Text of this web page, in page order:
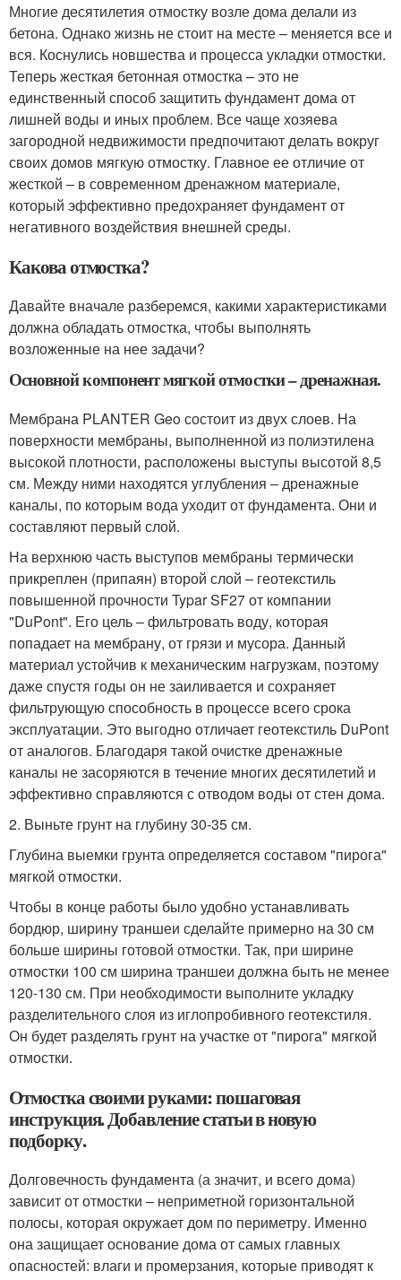
Многие десятилетия отмостку возле дома делали из
бетона. Однако жизнь не стоит на месте – меняется все и
вся. Коснулись новшества и процесса укладки отмостки.
Теперь жесткая бетонная отмостка – это не
единственный способ защитить фундамент дома от
лишней воды и иных проблем. Все чаще хозяева
загородной недвижимости предпочитают делать вокруг
своих домов мягкую отмостку. Главное ее отличие от
жесткой – в современном дренажном материале,
который эффективно предохраняет фундамент от
негативного воздействия внешней среды.
Какова отмостка?
Давайте вначале разберемся, какими характеристиками
должна обладать отмостка, чтобы выполнять
возложенные на нее задачи?
Основной компонент мягкой отмостки – дренажная.
Мембрана PLANTER Geo состоит из двух слоев. На
поверхности мембраны, выполненной из полиэтилена
высокой плотности, расположены выступы высотой 8,5
см. Между ними находятся углубления – дренажные
каналы, по которым вода уходит от фундамента. Они и
составляют первый слой.
На верхнюю часть выступов мембраны термически
прикреплен (припаян) второй слой – геотекстиль
повышенной прочности Typar SF27 от компании
"DuPont". Его цель – фильтровать воду, которая
попадает на мембрану, от грязи и мусора. Данный
материал устойчив к механическим нагрузкам, поэтому
даже спустя годы он не заиливается и сохраняет
фильтрующую способность в процессе всего срока
эксплуатации. Это выгодно отличает геотекстиль DuPont
от аналогов. Благодаря такой очистке дренажные
каналы не засоряются в течение многих десятилетий и
эффективно справляются с отводом воды от стен дома.
2. Выньте грунт на глубину 30-35 см.
Глубина выемки грунта определяется составом "пирога"
мягкой отмостки.
Чтобы в конце работы было удобно устанавливать
бордюр, ширину траншеи сделайте примерно на 30 см
больше ширины готовой отмостки. Так, при ширине
отмостки 100 см ширина траншеи должна быть не менее
120-130 см. При необходимости выполните укладку
разделительного слоя из иглопробивного геотекстиля.
Он будет разделять грунт на участке от "пирога" мягкой
отмостки.
Отмостка своими руками: пошаговая
инструкция. Добавление статьи в новую
подборку.
Долговечность фундамента (а значит, и всего дома)
зависит от отмостки – неприметной горизонтальной
полосы, которая окружает дом по периметру. Именно
она защищает основание дома от самых главных
опасностей: влаги и промерзания, которые приводят к